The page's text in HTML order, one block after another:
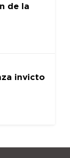
de la
invicto